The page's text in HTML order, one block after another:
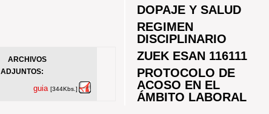
DOPAJE Y SALUD
REGIMEN
DISCIPLINARIO
ZUEK ESAN 116111
PROTOCOLO DE
ACOSO EN EL
ÁMBITO LABORAL
ARCHIVOS
ADJUNTOS:
guia [344Kbs.]